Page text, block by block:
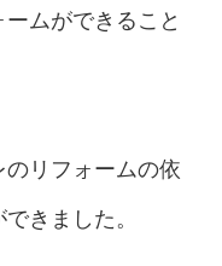
ムができること
リフォームの依
きました。